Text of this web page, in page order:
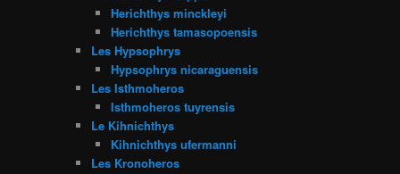
Herichthys minckleyi
Herichthys tamasopoensis
Les Hypsophrys
Hypsophrys nicaraguensis
Les Isthmoheros
Isthmoheros tuyrensis
Le Kihnichthys
Kihnichthys ufermanni
Les Kronoheros